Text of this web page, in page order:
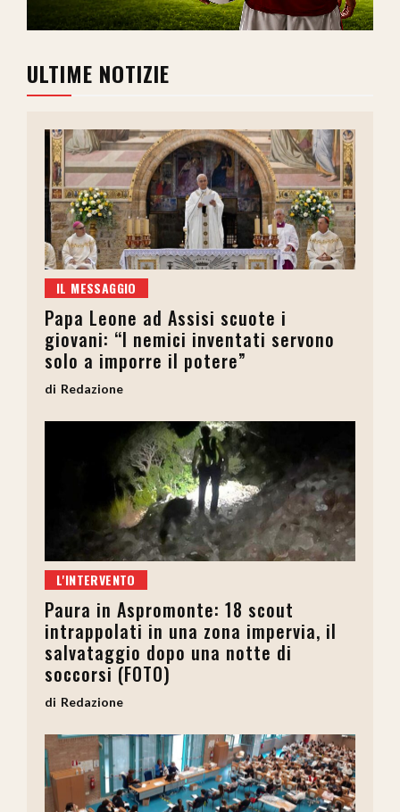
ULTIME NOTIZIE
IL MESSAGGIO
Papa Leone ad Assisi scuote i
giovani: “I nemici inventati servono
solo a imporre il potere”
Redazione
L'INTERVENTO
Paura in Aspromonte: 18 scout
intrappolati in una zona impervia, il
salvataggio dopo una notte di
soccorsi (FOTO)
Redazione